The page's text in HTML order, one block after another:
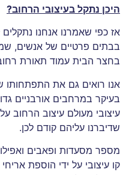
היכן נתקל בעיצובי הרחוב?
אז כפי שאמרנו אנחנו
בבתים פרטיים של אנשים,
בחצר הבית עמוד תאורת
אנו רואים גם את התפתחותו
בעיקר במרחבים אורבניים
עיצובי מעולם עיצוב הרחוב
שדיברנו עליהם קודם לכן.
מספר מסעדות ופאבים
קו עיצובי על ידי הוספת